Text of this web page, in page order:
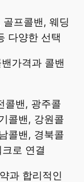
프콜밴, 웨딩
다양한 선택
가격과 콜밴
콜밴, 광주콜
콜밴, 강원콜
콜밴, 경북콜
로 연결
과 합리적인